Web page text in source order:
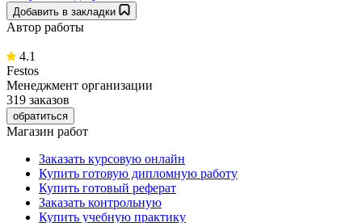
Добавить в закладки
Автор работы
4.1
Festos
Менеджмент организации
319 заказов
обратиться
Магазин работ
Заказать курсовую онлайн
Купить готовую дипломную работу
Купить готовый реферат
Заказать контрольную
Купить учебную практику